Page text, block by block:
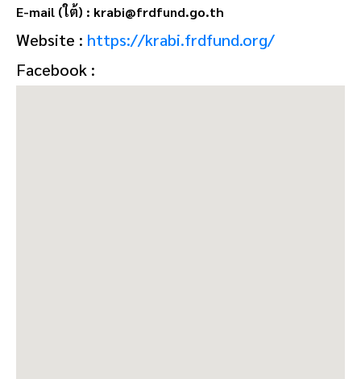
E-mail (ใต้) : krabi@frdfund.go.th
Website : https://krabi.frdfund.org/
Facebook :